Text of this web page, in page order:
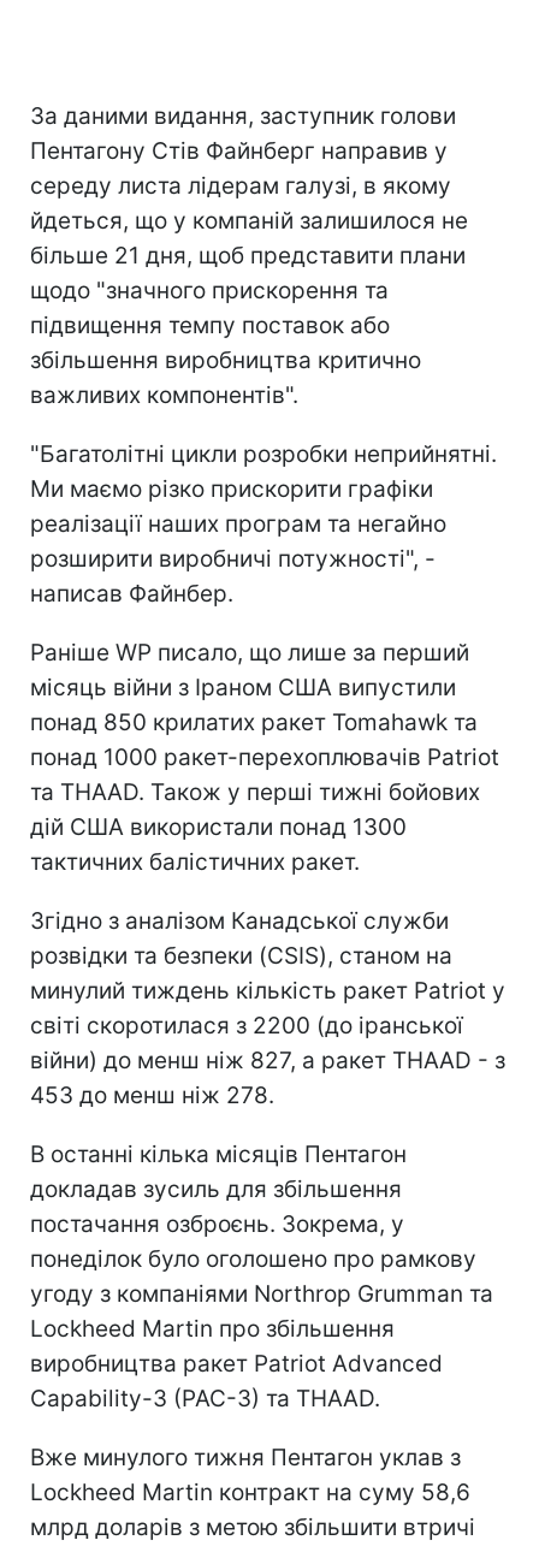
За даними видання, заступник голови
Пентагону Стів Файнберг направив у
середу листа лідерам галузі, в якому
йдеться, що у компаній залишилося не
більше 21 дня, щоб представити плани
щодо "значного прискорення та
підвищення темпу поставок або
збільшення виробництва критично
важливих компонентів".
"Багатолітні цикли розробки неприйнятні.
Ми маємо різко прискорити графіки
реалізації наших програм та негайно
розширити виробничі потужності", -
написав Файнбер.
Раніше WP писало, що лише за перший
місяць війни з Іраном США випустили
понад 850 крилатих ракет Tomahawk та
понад 1000 ракет-перехоплювачів Patriot
та THAAD. Також у перші тижні бойових
дій США використали понад 1300
тактичних балістичних ракет.
Згідно з аналізом Канадської служби
розвідки та безпеки (CSIS), станом на
минулий тиждень кількість ракет Patriot у
світі скоротилася з 2200 (до іранської
війни) до менш ніж 827, а ракет THAAD - з
453 до менш ніж 278.
В останні кілька місяців Пентагон
докладав зусиль для збільшення
постачання озброєнь. Зокрема, у
понеділок було оголошено про рамкову
угоду з компаніями Northrop Grumman та
Lockheed Martin про збільшення
виробництва ракет Patriot Advanced
Capability-3 (PAC-3) та THAAD.
Вже минулого тижня Пентагон уклав з
Lockheed Martin контракт на суму 58,6
млрд доларів з метою збільшити втричі